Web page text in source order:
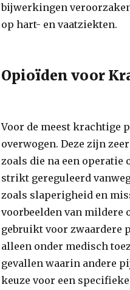
bijwerkingen
op hart- en vaatziekten.
Opioïden voor
Voor de meest krachtige
overwogen. Deze zijn
zoals die na een
strikt gereguleerd
zoals slaperigheid en
voorbeelden van mildere
gebruikt voor zwaardere
alleen onder medisch
gevallen waarin andere
keuze voor een